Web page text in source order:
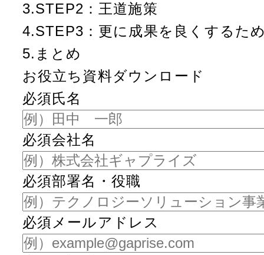
3.STEP2：王道施策
4.STEP3：更に成果を良くするた
5.まとめ
お役立ち資料ダウンロード
必須氏名
必須会社名
必須部署名・役職
必須 メールアドレス